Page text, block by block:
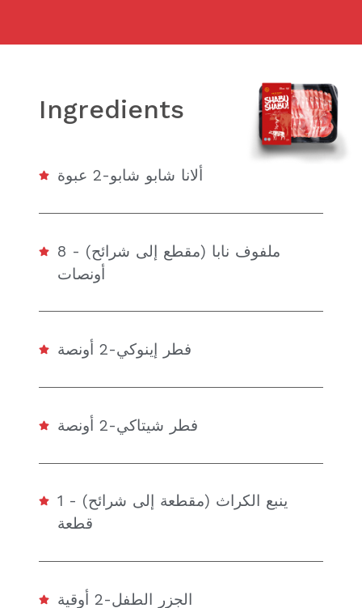
Ingredients
ألانا شابو شابو-2 عبوة
ملفوف نابا (مقطع إلى شرائح) - 8
أونصات
فطر إينوكي-2 أونصة
فطر شيتاكي-2 أونصة
ينبع الكراث (مقطعة إلى شرائح) - 1
قطعة
الجزر الطفل-2 أوقية